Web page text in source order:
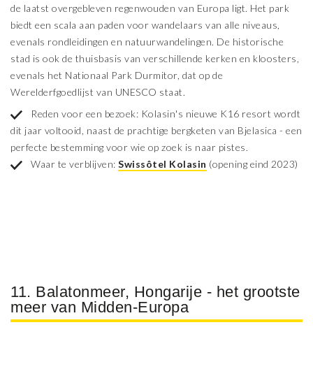
de laatst overgebleven regenwouden van Europa ligt. Het park
biedt een scala aan paden voor wandelaars van alle niveaus,
evenals rondleidingen en natuurwandelingen. De historische
stad is ook de thuisbasis van verschillende kerken en kloosters,
evenals het Nationaal Park Durmitor, dat op de
Werelderfgoedlijst van UNESCO staat.
Reden voor een bezoek: Kolasin's nieuwe K16 resort wordt
dit jaar voltooid, naast de prachtige bergketen van Bjelasica - een
perfecte bestemming voor wie op zoek is naar pistes.
Waar te verblijven: Swissôtel Kolasin (opening eind 2023)
11. Balatonmeer, Hongarije - het grootste
meer van Midden-Europa